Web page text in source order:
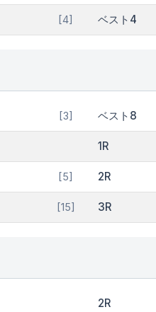
[4] ベスト4
[3] ベスト8
1R
[5] 2R
[15] 3R
2R